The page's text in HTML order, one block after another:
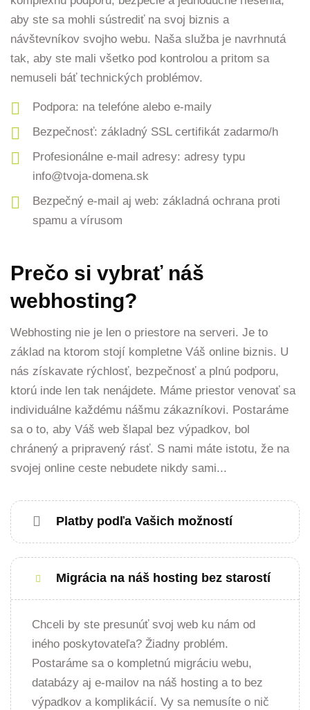
aby ste sa mohli sústrediť na svoj biznis a
návštevníkov svojho webu. Naša služba je navrhnutá
tak, aby ste mali všetko pod kontrolou a pritom sa
nemuseli báť technických problémov.
Podpora: na telefóne alebo e-maily
Bezpečnosť: základný SSL certifikát zadarmo/h
Profesionálne e-mail adresy: adresy typu
info@tvoja-domena.sk
Bezpečný e-mail aj web: základná ochrana proti
spamu a vírusom
Prečo si vybrať náš
webhosting?
Webhosting nie je len o priestore na serveri. Je to
základ na ktorom stojí kompletne Váš online biznis. U
nás získavate rýchlosť, bezpečnosť a plnú podporu,
ktorú inde len tak nenájdete. Máme priestor venovať sa
individuálne každému nášmu zákazníkovi. Postaráme
sa o to, aby Váš web šlapal bez výpadkov, bol
chránený a pripravený rásť. S nami máte istotu, že na
svojej online ceste nebudete nikdy sami...
Platby podľa Vašich možností
Migrácia na náš hosting bez starostí
Chceli by ste presunúť svoj web ku nám od
iného poskytovateľa? Žiadny problém.
Postaráme sa o kompletnú migráciu webu,
databázy aj e-mailov na náš hosting a to bez
výpadkov a komplikácií. Vy sa nemusíte o nič